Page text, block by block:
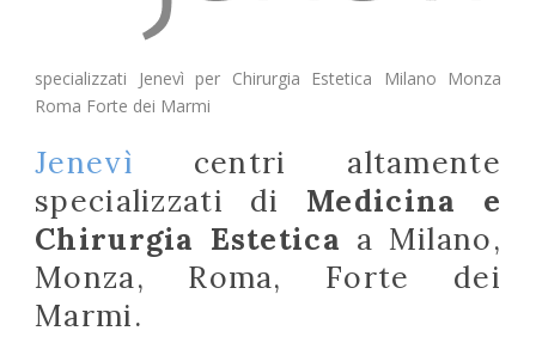
specializzati Jenevì per Chirurgia Estetica Milano Monza
Roma Forte dei Marmi
Jenevì centri altamente
specializzati di Medicina e
Chirurgia Estetica a Milano,
Monza, Roma, Forte dei
Marmi.